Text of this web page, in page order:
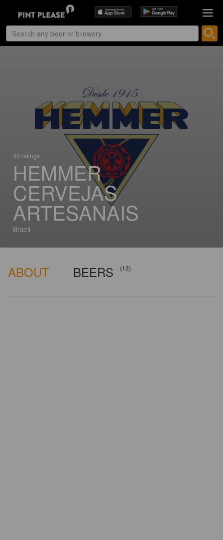
35 ratings
HEMMER
CERVEJAS
ARTESANAIS
Brazil
ABOUT BEERS (13)